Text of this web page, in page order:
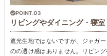
POINT.03
リビングやダイニング・寝
遮光生地ではないですが、ジャガ
のの透け感はありません。リビン